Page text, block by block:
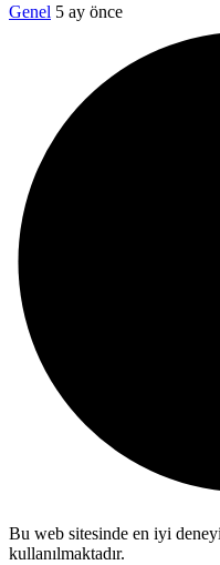
Genel 5 ay önce
Bu web sitesinde en iyi
kullanılmaktadır.